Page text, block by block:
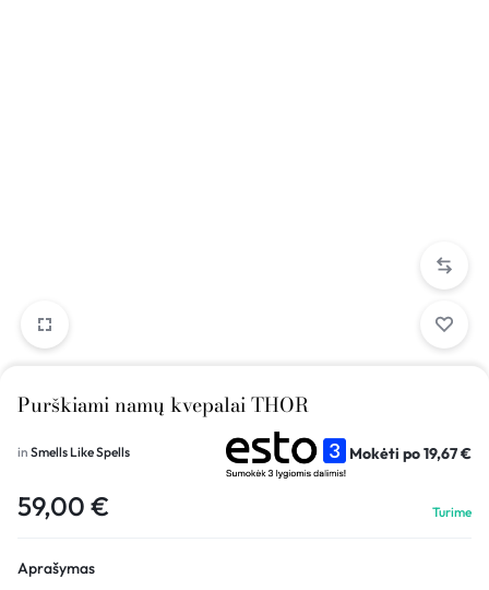
Purškiami namų kvepalai THOR
in Smells Like Spells Mokėti po19,67€
59,00 € Turime
Aprašymas